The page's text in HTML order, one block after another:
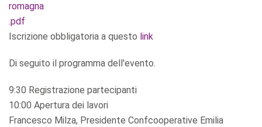
romagna
.pdf
Iscrizione obbligatoria a questo link
Di seguito il programma dell'evento.
9:30 Registrazione partecipanti
10:00 Apertura dei lavori
Francesco Milza, Presidente Confcooperative Emilia